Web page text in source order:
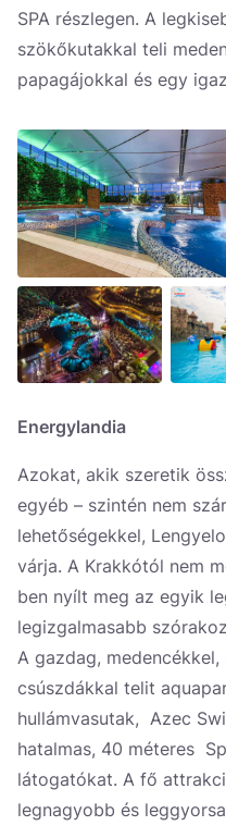
SPA részlegen. A
szökőkutakkal teli
papagájokkal és egy
Energylandia
Azokat, akik szeretik
egyéb – szintén nem
lehetőségekkel,
várja. A Krakkótól nem
ben nyílt meg az egyik
legizgalmasabb
A gazdag,
csúszdákkal telit
hullámvasutak, Azec
hatalmas, 40 méteres
látogatókat. A fő
legnagyobb és